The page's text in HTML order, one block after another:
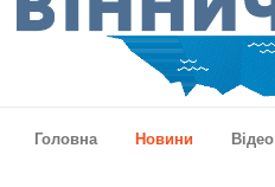
Головна
Новини Відео